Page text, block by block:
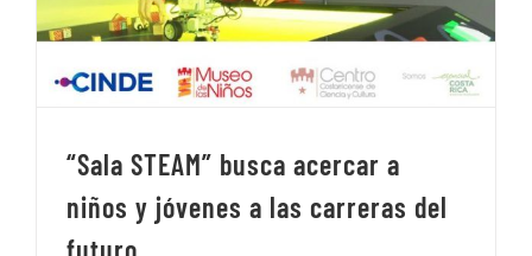
“Sala STEAM” busca acercar a
niños y jóvenes a las carreras del